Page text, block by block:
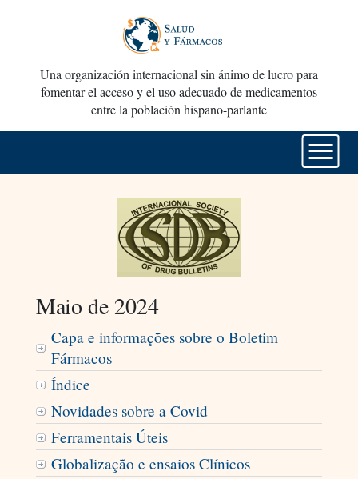
Una organización internacional sin ánimo de lucro para
fomentar el acceso y el uso adecuado de medicamentos
entre la población hispano-parlante
Maio de 2024
Capa e informações sobre o Boletim
Fármacos
Índice
Novidades sobre a Covid
Ferramentais Úteis
Globalização e ensaios Clínicos